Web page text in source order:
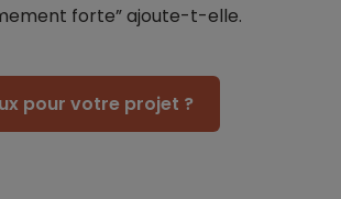
forte” ajoute-t-elle.
pour votre projet ?